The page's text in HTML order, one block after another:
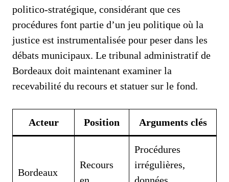
politico-stratégique, considérant que ces
procédures font partie d’un jeu politique où la
justice est instrumentalisée pour peser dans les
débats municipaux. Le tribunal administratif de
Bordeaux doit maintenant examiner la
recevabilité du recours et statuer sur le fond.
Acteur Position Arguments clés
Bordeaux
Recours
Procédures
irrégulières,